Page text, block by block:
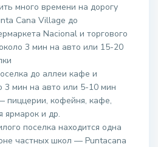
много времени на дорогу
Cana Village до
Nacional и торгового
3 мин на авто или 15-20
до аллеи кафе и
3 мин на авто или 5-10 мин
пиццерии, кофейня, кафе,
ярмарок и др.
поселка находится одна
частных школ — Puntacana